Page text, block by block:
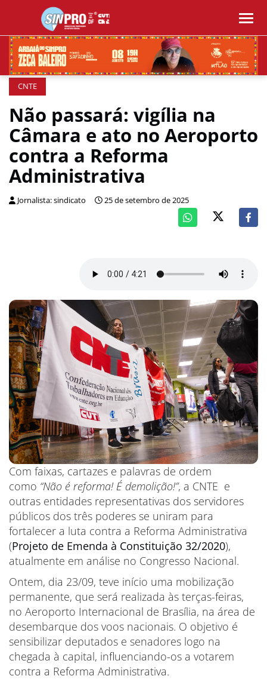
CNTE
Não passará: vigília na
Câmara e ato no Aeroporto
contra a Reforma
Administrativa
Jornalista: sindicato 25 de setembro de 2025
Com faixas, cartazes e palavras de ordem
como “Não é reforma! É demolição!”, a CNTE e
outras entidades representativas dos servidores
públicos dos três poderes se uniram para
fortalecer a luta contra a Reforma Administrativa
(Projeto de Emenda à Constituição 32/2020),
atualmente em análise no Congresso Nacional.
Ontem, dia 23/09, teve início uma mobilização
permanente, que será realizada às terças-feiras,
no Aeroporto Internacional de Brasília, na área de
desembarque dos voos nacionais. O objetivo é
sensibilizar deputados e senadores logo na
chegada à capital, influenciando-os a votarem
contra a Reforma Administrativa.